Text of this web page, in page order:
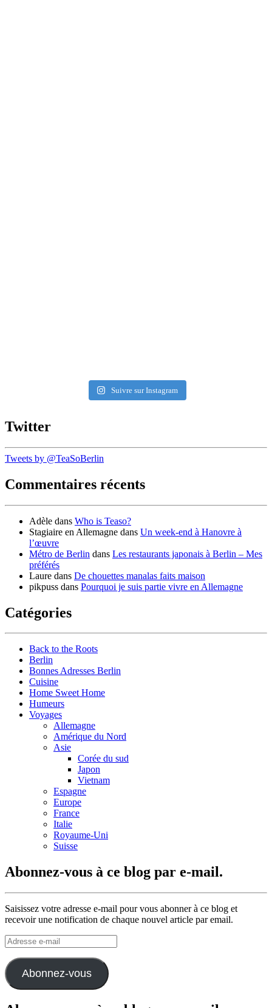
Suivre sur Instagram
Twitter
Tweets by @TeaSoBerlin
Commentaires récents
Adèle dans Who is Teaso?
Stagiaire en Allemagne dans Un week-end à Hanovre à
l’œuvre
Métro de Berlin dans Les restaurants japonais à Berlin – Mes
préférés
Laure dans De chouettes manalas faits maison
pikpuss dans Pourquoi je suis partie vivre en Allemagne
Catégories
Back to the Roots
Berlin
Bonnes Adresses Berlin
Cuisine
Home Sweet Home
Humeurs
Voyages
Allemagne
Amérique du Nord
Asie
Corée du sud
Japon
Vietnam
Espagne
Europe
France
Italie
Royaume-Uni
Suisse
Abonnez-vous à ce blog par e-mail.
Saisissez votre adresse e-mail pour vous abonner à ce blog et
recevoir une notification de chaque nouvel article par email.
Adresse
e-
mail
Abonnez-vous